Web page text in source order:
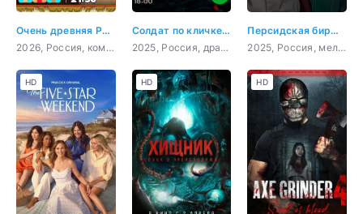
Очень древняя Русь
2026, Россия, комедия
Солдат по кличке Рекс
2025, Россия, драма, военный
Персидская бирюза
2025, Россия, мелодрама, криминал
HD HD HD